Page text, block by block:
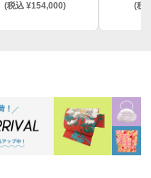
(税込 ¥154,000) (税